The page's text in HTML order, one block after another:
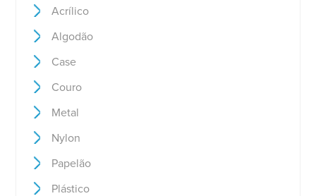
Acrílico
Algodão
Case
Couro
Metal
Nylon
Papelão
Plástico